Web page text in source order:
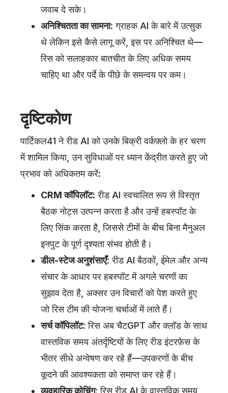
जवाब दे सके।
अनिश्चितता का सामना: ग्राहक AI के बारे में उत्सुक
थे लेकिन इसे कैसे लागू करें, इस पर अनिश्चित थे—
रिस को सलाहकार बातचीत के लिए अधिक समय
चाहिए था और पर्दे के पीछे के समन्वय पर कम।
दृष्टिकोण
पार्टिकल41 ने रीड AI को उनके बिक्री वर्कफ़्लो के हर चरण
में शामिल किया, उन सुविधाओं पर ध्यान केंद्रीत करते हुए जो
प्रभाव को अधिकतम करें:
CRM कॉपिलॉट: रीड AI स्वचालित रूप से विस्तृत
बैठक नोट्स उत्पन्न करता है और उन्हें हबस्पॉट के
लिए सिंक करता है, जिससे टीमों के बीच बिना मैनुअल
इनपुट के पूर्ण दृश्यता संभव होती है।
डील-स्टेज अनुशंसाएँ: रीड AI बैठकों, ईमेल और अन्य
संचार के आधार पर हबस्पॉट में अगले चरणों का
सुझाव देता है, अक्सर उन विचारों को पेश करते हुए
जो रिस टीम की योजना चर्चाओं में लाते हैं।
सर्च कॉपिलॉट: रिस अब चैटGPT और क्लॉड के साथ
वास्तविक समय अंतर्दृष्टियों के लिए रीड इंटरफ़ेस के
भीतर सीधे अन्वेषण कर रहे हैं—उपकरणों के बीच
कूदने की आवश्यकता को समाप्त कर रहे हैं।
व्यवहारिक कोचिंग: रिस रीड AI के वास्तविक समय